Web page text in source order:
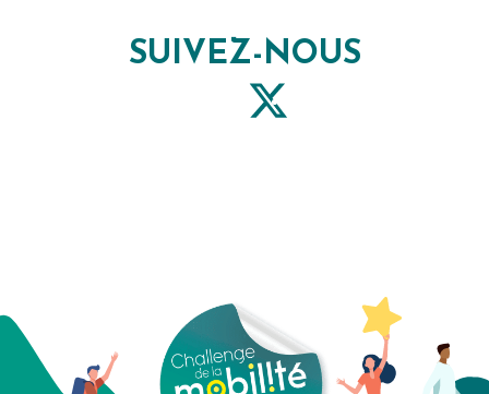
SUIVEZ-NOUS